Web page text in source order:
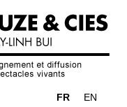
FR EN